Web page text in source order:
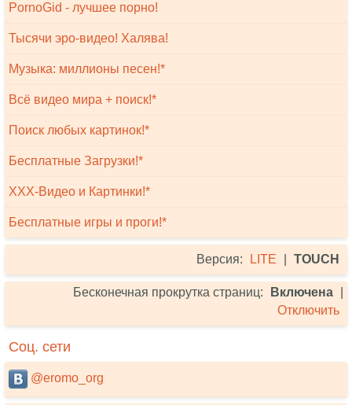
PornoGid - лучшее порно!
Тысячи эро-видео! Халява!
Музыка: миллионы песен!*
Всё видео мира + поиск!*
Поиск любых картинок!*
Бесплатные Загрузки!*
XXX-Видео и Картинки!*
Бесплатные игры и проги!*
Версия: LITE TOUCH
Бесконечная прокрутка страниц: Включена
Отключить
Соц. сети
@eromo_org